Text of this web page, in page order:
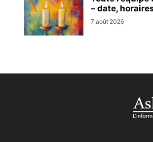
– date,
7 août 2026